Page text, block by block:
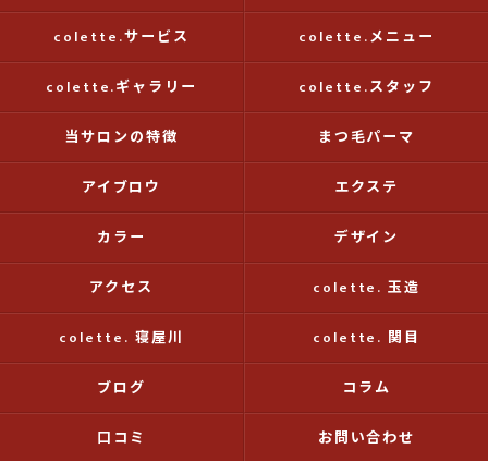
colette.サービス colette.メニュー
colette.ギャラリー colette.スタッフ
当サロンの特徴 まつ毛パーマ
アイブロウ エクステ
カラー デザイン
アクセス colette. 玉造
colette. 寝屋川 colette. 関目
ブログ コラム
口コミ お問い合わせ